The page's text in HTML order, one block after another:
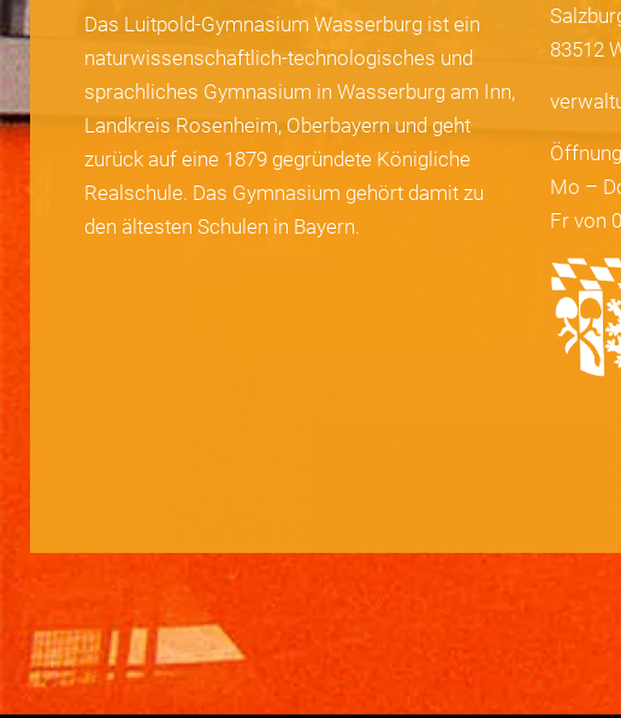
Das Luitpold-Gymnasium Wasserburg ist ein
naturwissenschaftlich-technologisches und
sprachliches Gymnasium in Wasserburg am Inn,
Landkreis Rosenheim, Oberbayern und geht
zurück auf eine 1879 gegründete Königliche
Realschule. Das Gymnasium gehört damit zu
den ältesten Schulen in Bayern.
83512
Mo –
Fr von